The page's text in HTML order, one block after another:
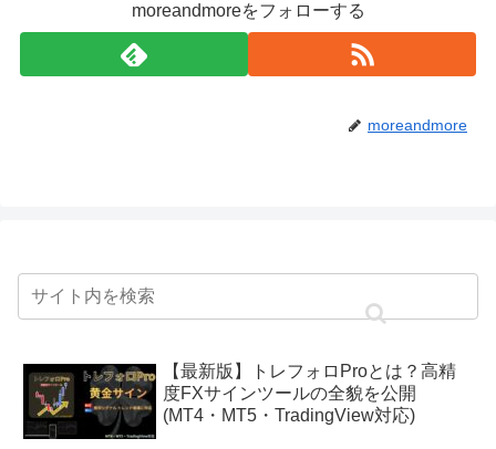
moreandmoreをフォローする
moreandmore
【最新版】トレフォロProとは？高精
度FXサインツールの全貌を公開
(MT4・MT5・TradingView対応)